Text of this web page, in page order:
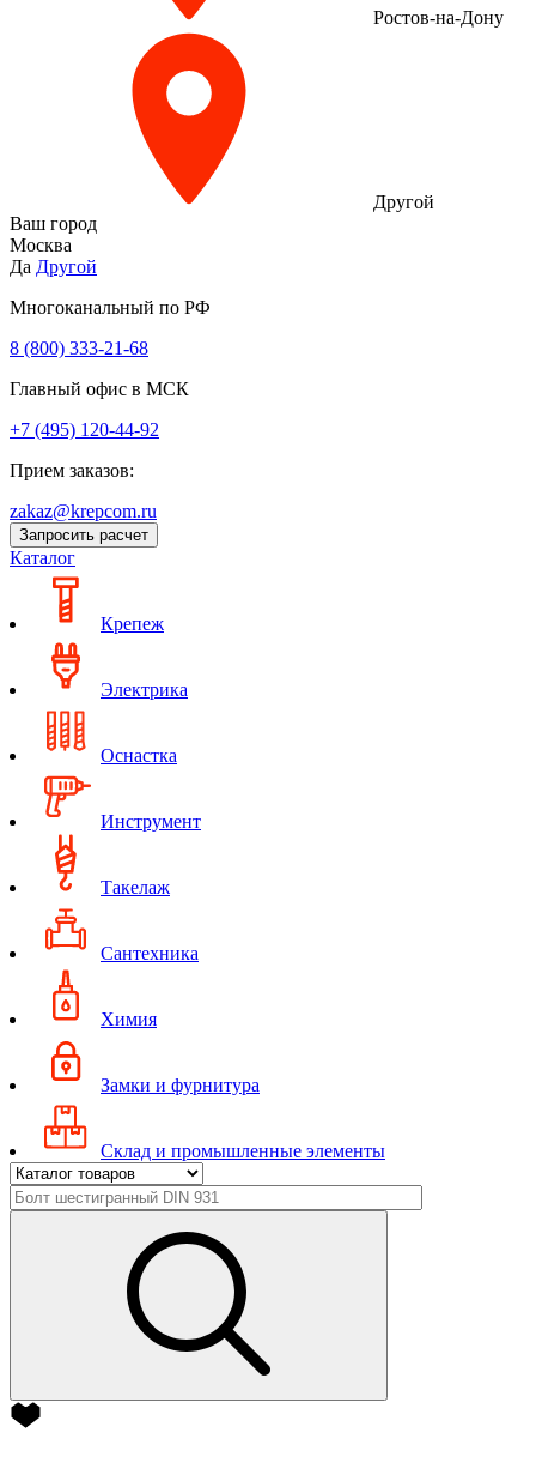
Ростов-на-Дону
Другой
Ваш город
Москва
Да Другой
Многоканальный по РФ
8 (800) 333‑21-68
Главный офис в МСК
+7 (495) 120-44-92
Прием заказов:
zakaz@krepcom.ru
Запросить расчет
Каталог
Крепеж
Электрика
Оснастка
Инструмент
Такелаж
Сантехника
Химия
Замки и фурнитура
Склад и промышленные элементы